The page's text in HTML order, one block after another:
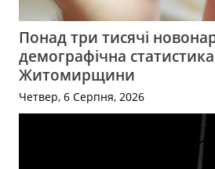
Понад три тисячі
демографічна статистика
Житомирщини
Четвер, 6 Серпня, 2026